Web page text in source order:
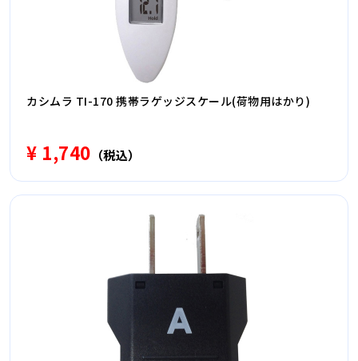
カシムラ TI-170 携帯ラゲッジスケール(荷物用はかり)
¥ 1,740 （税込）